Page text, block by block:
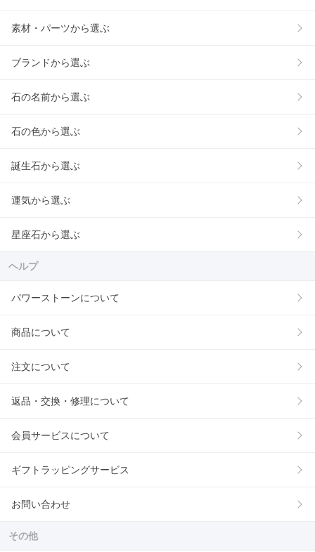
素材・パーツから選ぶ
ブランドから選ぶ
石の名前から選ぶ
石の色から選ぶ
誕生石から選ぶ
運気から選ぶ
星座石から選ぶ
ヘルプ
パワーストーンについて
商品について
注文について
返品・交換・修理について
会員サービスについて
ギフトラッピングサービス
お問い合わせ
その他